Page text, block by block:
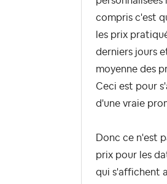
compris c'est
les prix
derniers jours
moyenne des
Ceci est pour
d'une vraie
Donc ce n'est
prix pour les
qui s'affichent